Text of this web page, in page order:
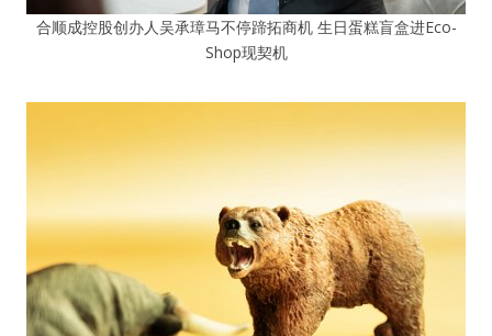
合顺成控股创办人吴承璋马不停蹄拓商机 生日蛋糕盲盒进Eco-
Shop现契机